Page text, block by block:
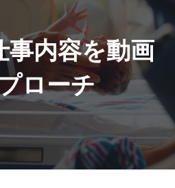
事内容を動画
ローチ